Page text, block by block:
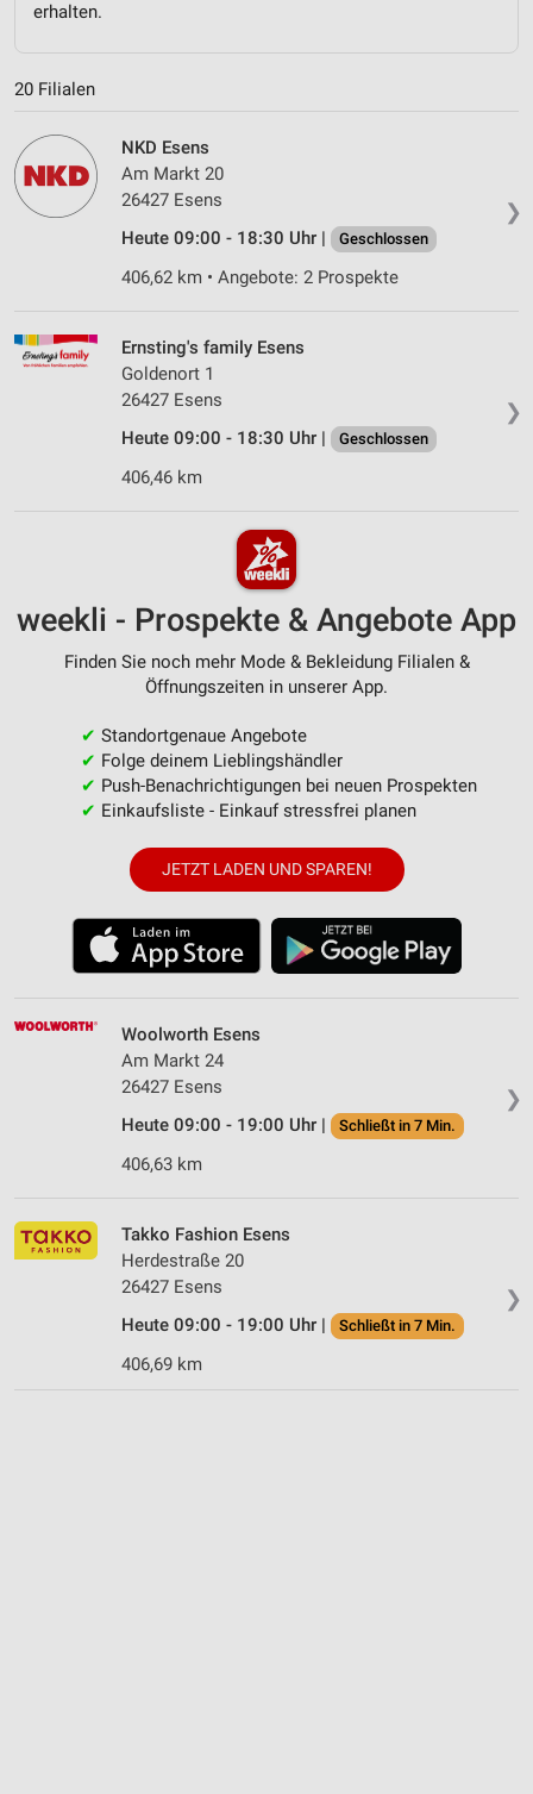
erhalten.
20 Filialen
❯
NKD Esens
Am Markt 20
26427 Esens
Heute 09:00 - 18:30 Uhr |
Geschlossen
406,62 km • Angebote: 2 Prospekte
❯
Ernsting's family Esens
Goldenort 1
26427 Esens
Heute 09:00 - 18:30 Uhr |
Geschlossen
406,46 km
weekli - Prospekte & Angebote App
Finden Sie noch mehr Mode & Bekleidung Filialen &
Öffnungszeiten in unserer App.
✔ Standortgenaue Angebote
✔ Folge deinem Lieblingshändler
✔ Push-Benachrichtigungen bei neuen Prospekten
✔ Einkaufsliste - Einkauf stressfrei planen
JETZT LADEN UND SPAREN!
❯
Woolworth Esens
Am Markt 24
26427 Esens
Heute 09:00 - 19:00 Uhr |
Schließt in 7 Min.
406,63 km
❯
Takko Fashion Esens
Herdestraße 20
26427 Esens
Heute 09:00 - 19:00 Uhr |
Schließt in 7 Min.
406,69 km